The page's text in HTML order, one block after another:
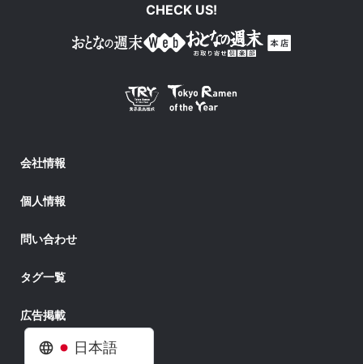
日本語
CHECK US!
会社情報
個人情報
問い合わせ
タグ一覧
広告掲載